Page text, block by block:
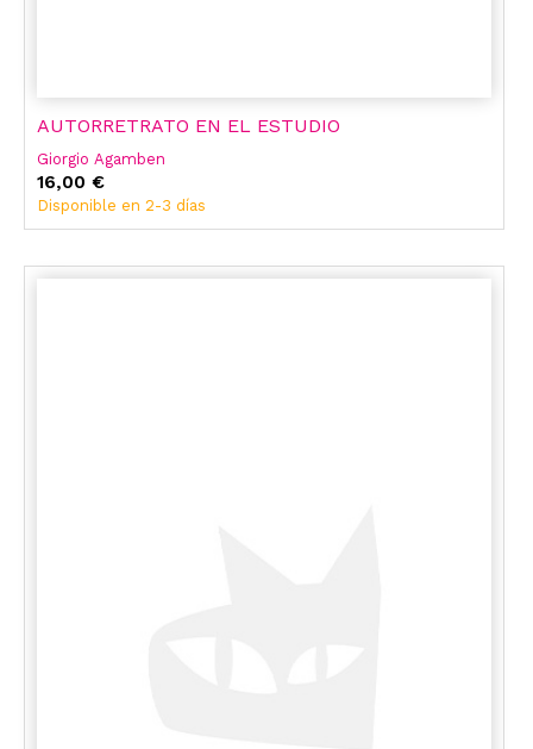
AUTORRETRATO EN EL ESTUDIO
Giorgio Agamben
16,00 €
Disponible en 2-3 días